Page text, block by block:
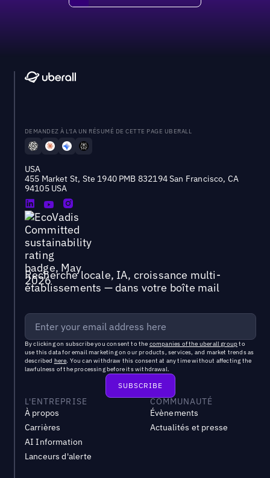
DEMANDEZ À L'IA UN RÉSUMÉ DE CETTE PAGE UBERALL
USA
455 Market St, Ste 1940 PMB 832194 San Francisco, CA
94105 USA
Recherche locale, IA, croissance multi-
établissements — dans votre boîte mail
By clicking on subscribe you consent to the companies of the uberall groupto
use this data for email marketing on our products, services, and market trends as
described here. You can withdraw this consent at any time without affecting the
lawfulness of the processing before its withdrawal.
L'ENTREPRISE
À propos
Carrières
AI Information
Lanceurs d'alerte
COMMUNAUTÉ
Évènements
Actualités et presse